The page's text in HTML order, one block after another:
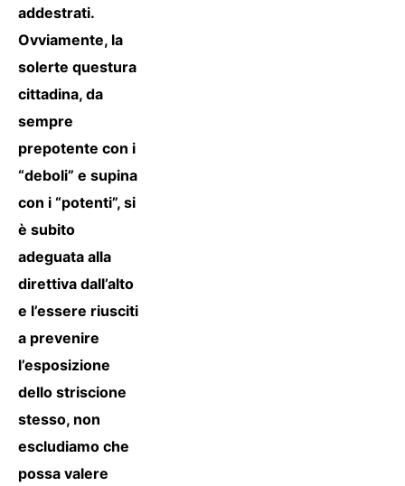
addestrati.
Ovviamente, la
solerte questura
cittadina, da
sempre
prepotente con i
“deboli” e supina
con i “potenti”, si
è subito
adeguata alla
direttiva dall’alto
e l’essere riusciti
a prevenire
l’esposizione
dello striscione
stesso, non
escludiamo che
possa valere